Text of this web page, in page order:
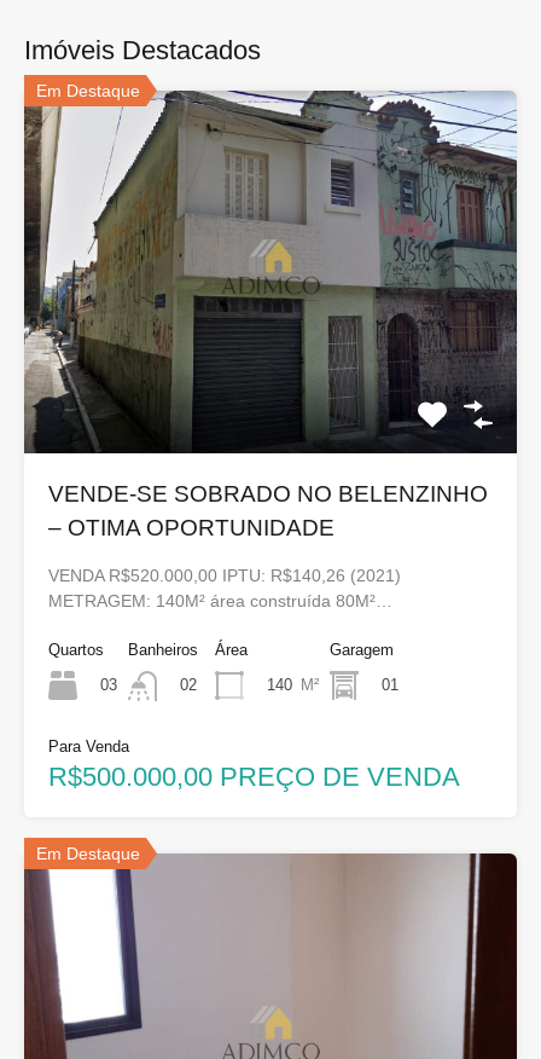
Imóveis Destacados
Em Destaque
VENDE-SE SOBRADO NO BELENZINHO
– OTIMA OPORTUNIDADE
VENDA R$520.000,00 IPTU: R$140,26 (2021)
METRAGEM: 140M² área construída 80M²…
Quartos
03
Banheiros
02
Área
140 M²
Garagem
01
Para Venda
R$500.000,00 PREÇO DE VENDA
Em Destaque